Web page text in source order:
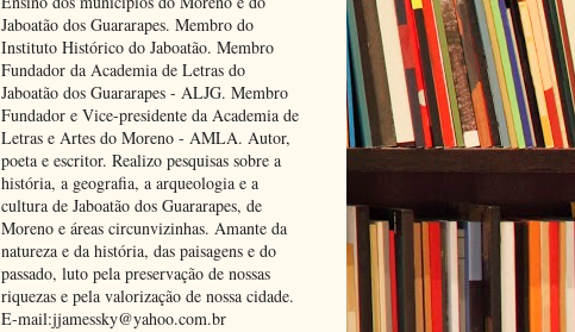
Jaboatão dos Guararapes. Membro do
Instituto Histórico do Jaboatão. Membro
Fundador da Academia de Letras do
Jaboatão dos Guararapes - ALJG. Membro
Fundador e Vice-presidente da Academia de
Letras e Artes do Moreno - AMLA. Autor,
poeta e escritor. Realizo pesquisas sobre a
história, a geografia, a arqueologia e a
cultura de Jaboatão dos Guararapes, de
Moreno e áreas circunvizinhas. Amante da
natureza e da história, das paisagens e do
passado, luto pela preservação de nossas
riquezas e pela valorização de nossa cidade.
E-mail:jjamessky@yahoo.com.br